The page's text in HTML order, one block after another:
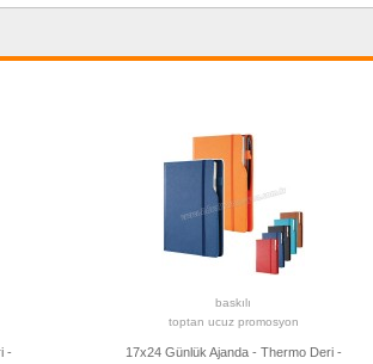
-
baskılı
toptan ucuz promosyon
17x24 Günlük Ajanda - Thermo Deri -